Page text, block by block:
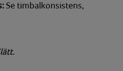
Se timbalkonsistens,